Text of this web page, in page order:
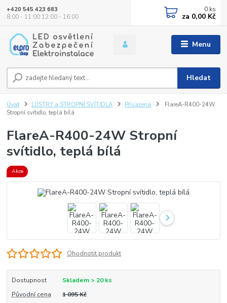
Menu
Hledat
+420 545 423 683
8:00 - 11:00 12:00 - 16:00
0 ks
za 0,00 Kč
Úvod LUSTRY a STROPNÍ SVÍTIDLA Přisazená
FlareA-R400-24W
Stropní svítidlo, teplá bílá
FlareA-R400-24W Stropní
svítidlo, teplá bílá
Akce
Ohodnotit produkt
Dostupnost
Skladem > 20 ks
Původní cena
1 095 Kč